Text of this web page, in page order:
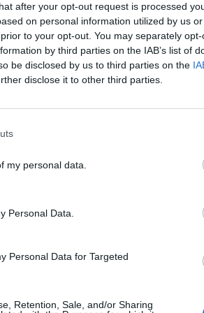
after your opt-out request is processed
on personal information utilized by us
to your opt-out. You may separately
by third parties on the IAB’s list of
be disclosed by us to third parties on the
disclose it to other third parties.
my personal data.
Personal Data.
Personal Data for Targeted
Retention, Sale, and/or Sharing
magyar, akinek vagyona
A hazai listán először
Lőrinc vagyona, amiben nagy
Csányi Sándor került, akinek
tartoznak, mint...
tartozik, melynek olvasása